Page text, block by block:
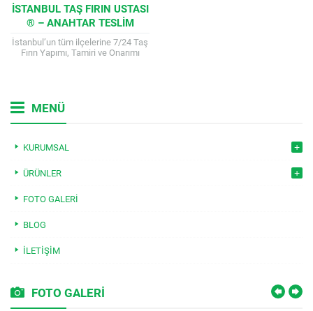
İSTANBUL TAŞ FIRIN USTASI
® – ANAHTAR TESLIM
YAPIM, ONARIM VE KEBAP
OCAĞI HIZMETLERI
İstanbul’un tüm ilçelerine 7/24 Taş
Fırın Yapımı, Tamiri ve Onarımı
MENÜ
KURUMSAL
ÜRÜNLER
FOTO GALERI
BLOG
İLETIŞIM
FOTO GALERİ